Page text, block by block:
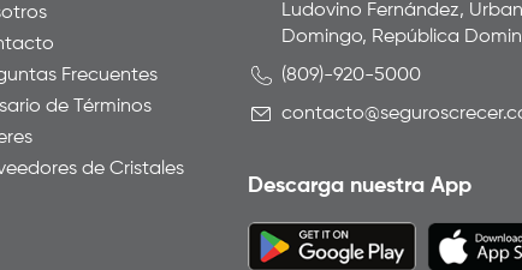
Frecuentes
de Términos
de Cristales
Ludovino Fernández,
Domingo, República
(809)-920-5000
Descarga nuestra App